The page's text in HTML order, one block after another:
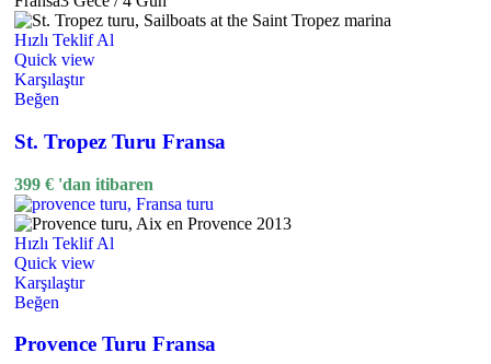
Hızlı Teklif Al
Quick view
Karşılaştır
Beğen
St. Tropez Turu Fransa
399 € 'dan itibaren
Hızlı Teklif Al
Quick view
Karşılaştır
Beğen
Provence Turu Fransa